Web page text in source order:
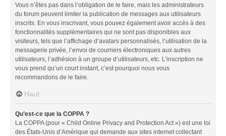
Vous n’êtes pas dans l’obligation de le faire, mais les administrateurs
du forum peuvent limiter la publication de messages aux utilisateurs
inscrits. En vous inscrivant, vous pouvez également avoir accès à des
fonctionnalités supplémentaires qui ne sont pas disponibles aux
visiteurs, tels que l’affichage d’avatars personnalisés, l’utilisation de la
messagerie privée, l’envoi de courriers électroniques aux autres
utilisateurs, l’adhésion à un groupe d’utilisateurs, etc. L’inscription ne
vous prend qu’un court instant, c’est pourquoi nous vous
recommandons de le faire.
Haut
Qu’est-ce que la COPPA ?
La COPPA (pour « Child Online Privacy and Protection Act ») est une loi
des États-Unis d’Amérique qui demande aux sites internet collectant